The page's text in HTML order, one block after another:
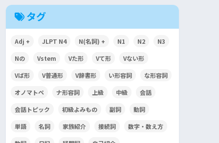
タグ
Adj + JLPT N4 N(名詞) + N1 N2 N3
Nの Vstem Vた形 Vて形 Vない形
Vば形 V普通形 V辞書形 い形容詞 な形容詞
オノマトペ ナ形容詞 上級 中級 会話
会話トピック 初級よみもの 副詞 動詞
単語 名詞 家族紹介 接続詞 数字・数え方